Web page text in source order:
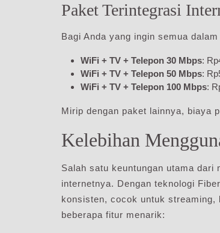
Paket Terintegrasi
Bagi Anda yang ingin semua
WiFi + TV + Telepon 30 Mbps:
WiFi + TV + Telepon 50 Mbps:
WiFi + TV + Telepon 100 Mbps:
Mirip dengan paket lainnya, biaya
Kelebihan
Salah satu keuntungan utama dari
internetnya. Dengan teknologi
konsisten, cocok untuk streaming,
beberapa fitur menarik: